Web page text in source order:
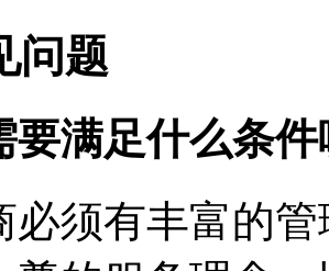
问题
要满足什么条件
必须有丰富的